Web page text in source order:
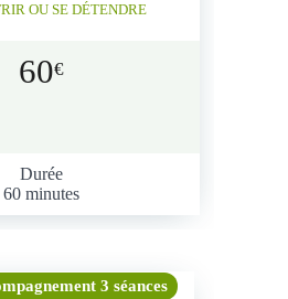
OU SE DÉTENDRE
60€
Durée
60 minutes
3 séances